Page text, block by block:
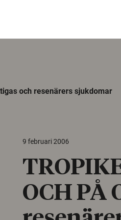
och resenärers sjukdomar
9 februari 2006
OCH PÅ